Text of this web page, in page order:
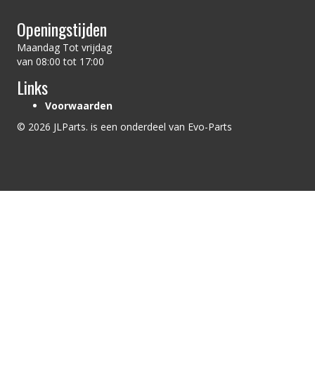
Openingstijden
Maandag Tot vrijdag
van 08:00 tot 17:00
Links
Voorwaarden
© 2026 JLParts. is een onderdeel van Evo-Parts